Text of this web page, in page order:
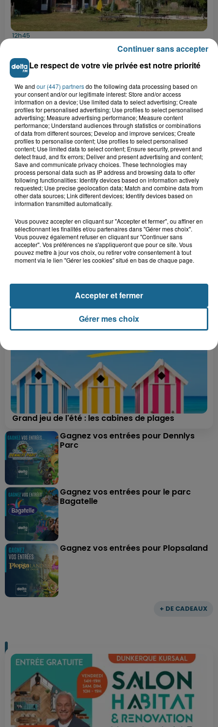
12h45
Mont Noir dans les Flandres : un lieu d’accueil
12h41
plein de nouveaux marins
11h19
Valérie, 46 ans, portée disparue
depuis mardi à Dunkerque, sa...
10h57
Foot : on ne veut pas parler de
maintien à Dunkerque
A GAGNER
+ DE CADEAUX
Grand jeu de l'été : les cabines de plages
Gagnez vos entrées pour Dennlys
Parc
Gagnez vos entrées pour le parc
Bagatelle
Gagnez vos entrées pour Plopsaland
Le respect de votre vie privée est notre priorité
We and our (447) partnersdo the following data processing based on
your consent and/or our legitimate interest: Store and/or access
information on a device; Use limited data to select advertising; Create
profiles for personalised advertising; Use profiles to select personalised
advertising; Measure advertising performance; Measure content
performance; Understand audiences through statistics or combinations
of data from different sources; Develop and improve services; Create
profiles to personalise content; Use profiles to select personalised
content; Use limited data to select content; Ensure security, prevent and
detect fraud, and fix errors; Deliver and present advertising and content;
Save and communicate privacy choices. These technologies may
process personal data such as IP address and browsing data to offer
following functionalities: Identify devices based on information actively
requested; Use precise geolocation data; Match and combine data from
other data sources; Link different devices; Identify devices based on
information transmitted automatically.
Vous pouvez accepter en cliquant sur "Accepter et fermer", ou affiner en
sélectionnant les finalités et/ou partenaires dans "Gérer mes choix".
Vous pouvez également refuser en cliquant sur "Continuer sans
accepter". Vos préférences ne s'appliqueront que pour ce site. Vous
pouvez mettre à jour vos choix, ou retirer votre consentement à tout
moment via le lien "Gérer les cookies" situé en bas de chaque page.
Gérer mes choix
Accepter et fermer
Continuer sans accepter